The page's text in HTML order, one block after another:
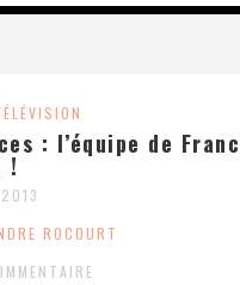
: l’équipe de
!
ROCOURT